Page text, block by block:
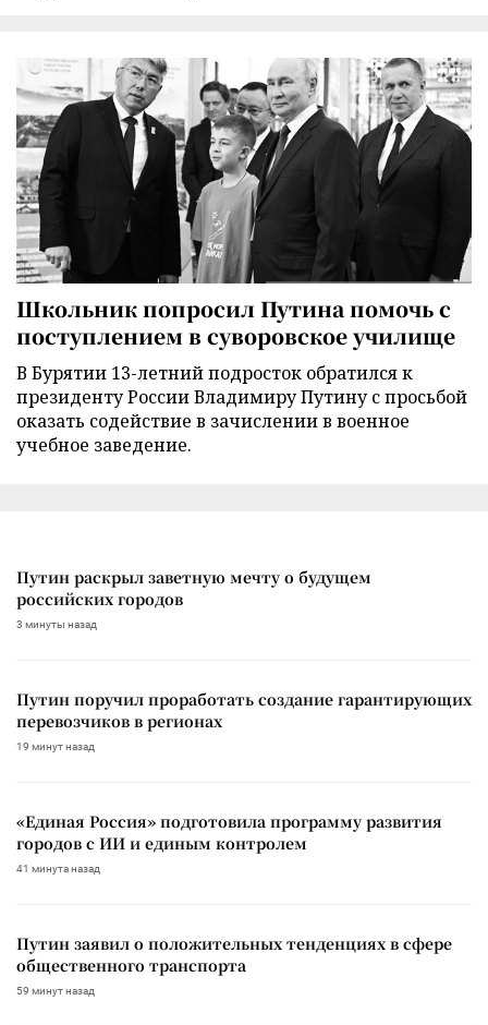
Школьник попросил Путина помочь с
поступлением в суворовское училище
В Бурятии 13-летний подросток обратился к
президенту России Владимиру Путину с просьбой
оказать содействие в зачислении в военное
учебное заведение.
Путин раскрыл заветную мечту о будущем
российских городов
3 минуты назад
Путин поручил проработать создание гарантирующих
перевозчиков в регионах
19 минут назад
«Единая Россия» подготовила программу развития
городов с ИИ и единым контролем
41 минута назад
Путин заявил о положительных тенденциях в сфере
общественного транспорта
59 минут назад